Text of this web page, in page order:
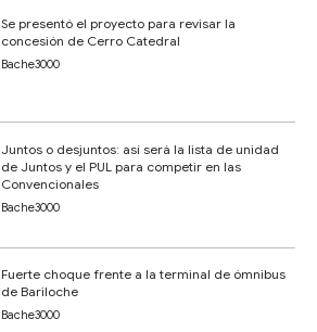
Se presentó el proyecto para revisar la
concesión de Cerro Catedral
Bache3000
Juntos o desjuntos: así será la lista de unidad
de Juntos y el PUL para competir en las
Convencionales
Bache3000
Fuerte choque frente a la terminal de ómnibus
de Bariloche
Bache3000